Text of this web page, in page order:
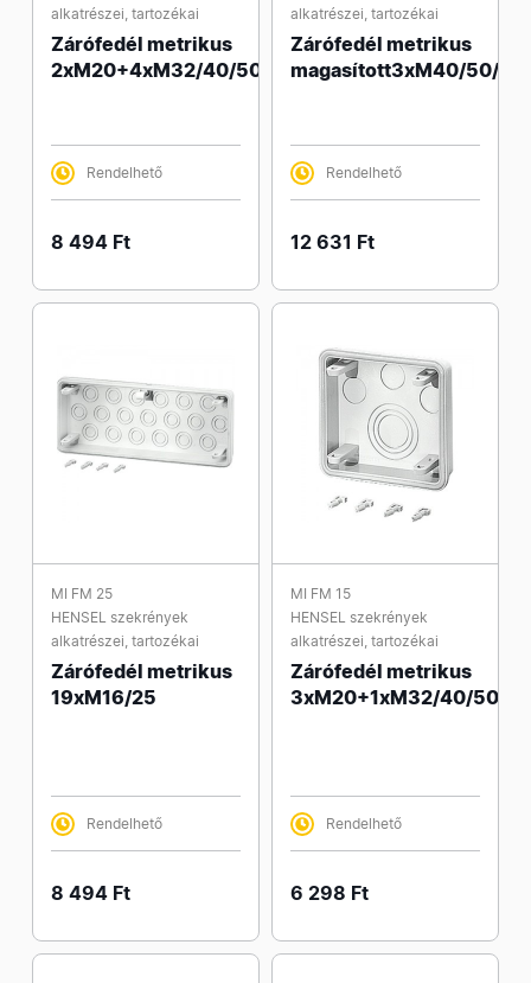
alkatrészei, tartozékai
Zárófedél metrikus
2xM20+4xM32/40/50
Rendelhető
8 494 Ft
alkatrészei, tartozékai
Zárófedél metrikus
magasított3xM40/50/63
Rendelhető
12 631 Ft
MI FM 25
HENSEL szekrények
alkatrészei, tartozékai
Zárófedél metrikus
19xM16/25
Rendelhető
8 494 Ft
MI FM 15
HENSEL szekrények
alkatrészei, tartozékai
Zárófedél metrikus
3xM20+1xM32/40/50
Rendelhető
6 298 Ft